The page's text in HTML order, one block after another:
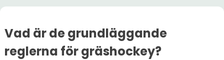
Vad är de grundläggande
reglerna för gräshockey?